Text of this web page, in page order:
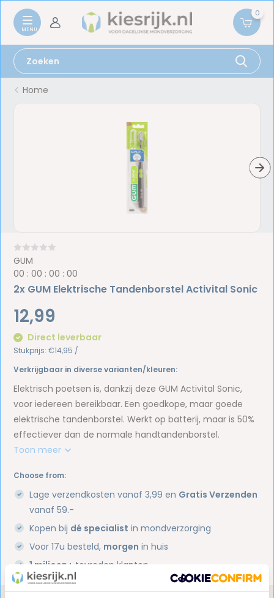
0
Home
GUM
00 :00 :00 :00
2x GUM Elektrische Tandenborstel Activital Sonic
12,99
Direct leverbaar
Stukprijs:€14,95 /
Verkrijgbaar in diverse varianten/kleuren:
Elektrisch poetsen is, dankzij deze GUM Activital Sonic,
voor iedereen bereikbaar. Een goedkope, maar goede
elektrische tandenborstel. Werkt op batterij, maar is 50%
effectiever dan de normale handtandenborstel.
Toon meer
Choose from:
Lage verzendkosten vanaf 3,99 en Gratis Verzenden
vanaf 59.-
Kopen bij dé specialist in mondverzorging
Voor 17u besteld, morgen in huis
1 miljoen+ tevreden klanten